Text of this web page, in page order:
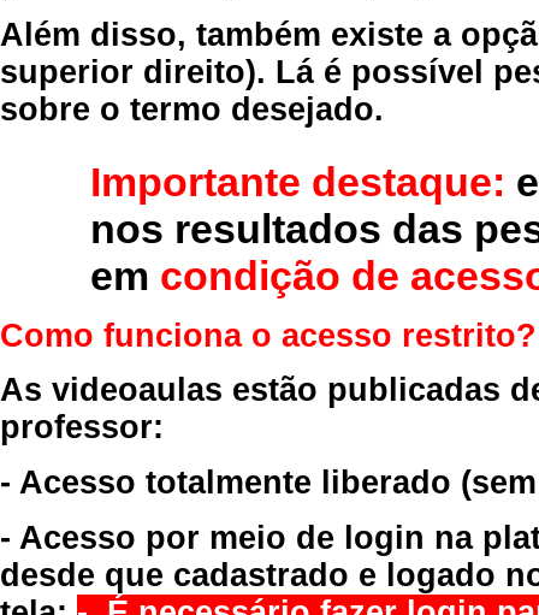
Além disso, também existe a
superior direito). Lá é possível
sobre o termo desejado.
Importante destaque:
nos resultados das
em condição de
Como funciona o acesso restrito?
As videoaulas estão publicadas
professor:
- Acesso totalmente liberado
- Acesso por meio de login na
desde que cadastrado e logado